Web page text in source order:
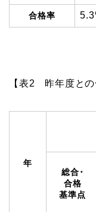
合格率
【表2 昨年度との
年
総合･
合格
基準点